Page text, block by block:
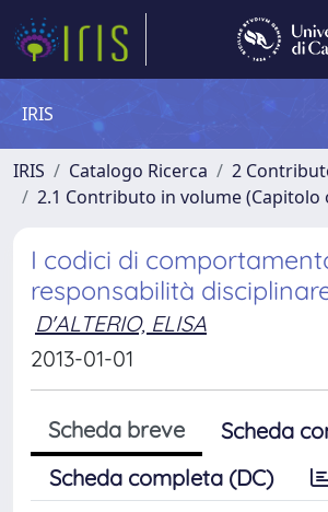
IRIS
IRIS Catalogo Ricerca
2
2.1 Contributo in volume (Capitolo
I codici di
responsabilità
D'ALTERIO, ELISA
2013-01-01
Scheda breve
Scheda
Scheda completa (DC)